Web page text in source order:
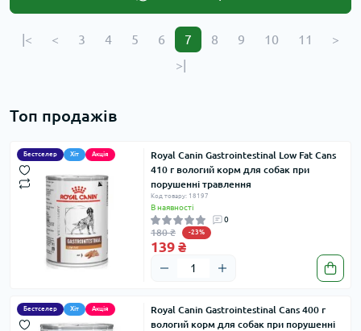
|< < 3 4 5 6 7 8 9 10 11
>
>|
Топ продажів
Бестселер Хіт Акція
Royal Canin Gastrointestinal Low Fat Cans
410 г вологий корм для собак при
порушенні травлення
Код товару: 18197
В наявності
0
180 ₴ -23%
139 ₴
Бестселер Хіт Акція
Royal Canin Gastrointestinal Cans 400 г
вологий корм для собак при порушенні